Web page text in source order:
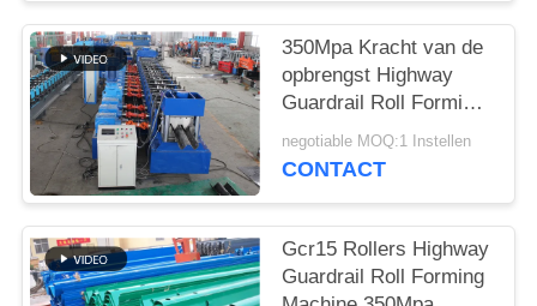
350Mpa Kracht van de
opbrengst Highway
Guardrail Roll Forming
Machine met 400H
balkstructuur
negotiable MOQ:1 Instellen
CONTACT
Gcr15 Rollers Highway
Guardrail Roll Forming